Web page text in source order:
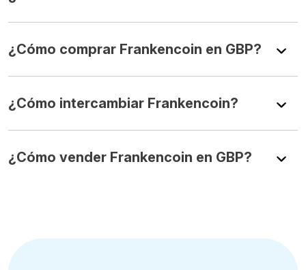
¿Cómo comprar Frankencoin en GBP?
¿Cómo intercambiar Frankencoin?
¿Cómo vender Frankencoin en GBP?